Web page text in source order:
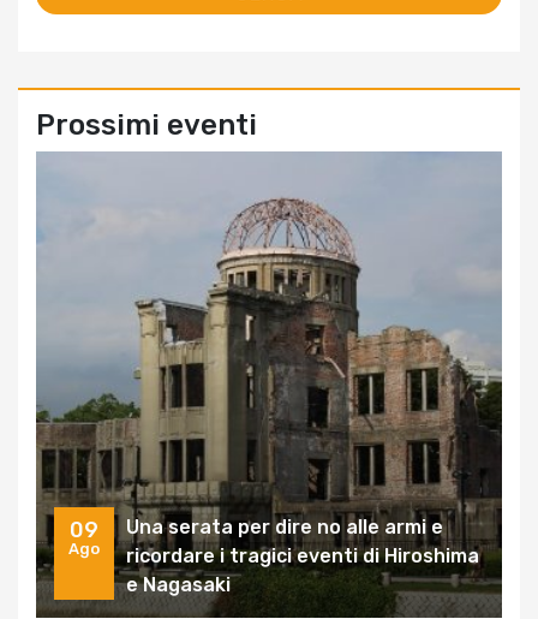
Prossimi eventi
09
Ago
Una serata per dire no alle armi e
ricordare i tragici eventi di Hiroshima
e Nagasaki